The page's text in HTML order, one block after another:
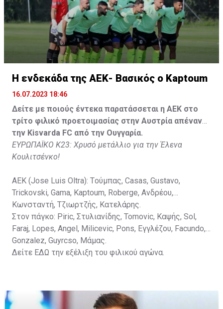
Στον πάγκο: Piric, Στυλιανίδης, Tomovic, Καψής, Sol,
Faraj, Lopes, Angel, Milicevic, Pons, Εγγλέζου, Facundo,
Gonzalez, Guyrcso, Μάμας.
Κisvarda FC (Milos Kruscic): Kovacs, Navratil, Raul, Szor,
Lippai, Alic, Kormendi, Makowski, Czekus, Ilievski,
Στον πάγκο: Petkovic, Cipetic, Kovasic, Jovicic, Szeles,
Vida, Otvos, Lucas, Camas, Mesanovic.
H ενδεκάδα της ΑΕΚ- Βασικός ο Kaptoum
16.07.2023 18:46
Δείτε με ποιούς έντεκα παρατάσσεται η ΑΕΚ στο
τρίτο φιλικό προετοιμασίας στην Αυστρία απέναντι
την Kisvarda FC από την Ουγγαρία.
ΕΥΡΩΠΑΪΚΟ Κ23: Χρυσό μετάλλιο για την Έλενα
Κουλιτσένκο!
ΑΕΚ (Jose Luis Oltra): Tούμπας, Casas, Gustavo,
Trickovski, Gama, Κaptoum, Roberge, Aνδρέου,
Κωνσταντή, Τζιωρτζής, Κατελάρης.
Στον πάγκο: Piric, Στυλιανίδης, Tomovic, Καψής, Sol,
Faraj, Lopes, Angel, Milicevic, Pons, Εγγλέζου, Facundo,
Gonzalez, Guyrcso, Μάμας.
Δείτε ΕΔΩ την εξέλιξη του φιλικού αγώνα.